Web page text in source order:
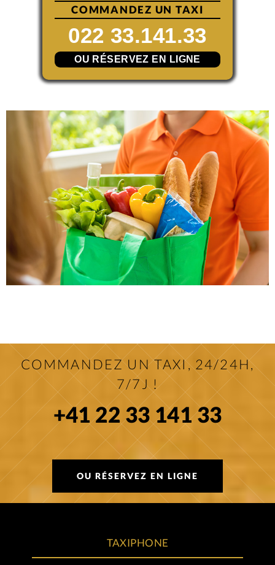
COMMANDEZ UN TAXI
022 33.141.33
OU RÉSERVEZ EN LIGNE
COMMANDEZ UN TAXI, 24/24H,
7/7J !
+41 22 33 141 33
OU RÉSERVEZ EN LIGNE
TAXIPHONE